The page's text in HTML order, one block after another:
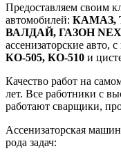
Предоставляем своим
автомобилей: КАМАЗ,
ВАЛДАЙ, ГАЗОН
ассенизаторские авто,
КО-505, КО-510 и
Качество работ на
лет. Все работники с
работают сварщики,
Ассенизаторская
рода задач: